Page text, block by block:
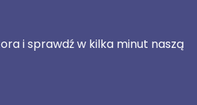
i sprawdź w kilka minut naszą